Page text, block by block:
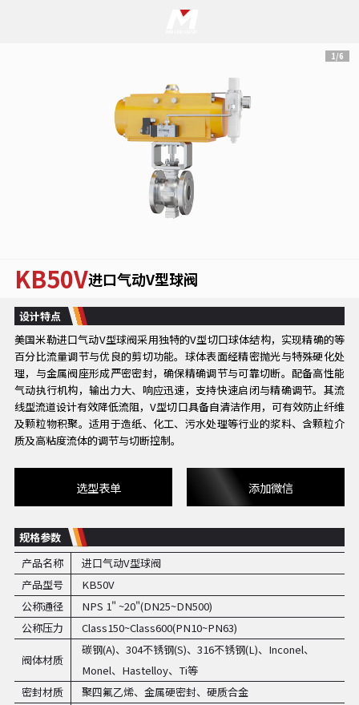
1/6
KB50V进口气动V型球阀
设计特点
美国米勒进口气动V型球阀采用独特的V型切口球体结构，实现精确的等
百分比流量调节与优良的剪切功能。球体表面经精密抛光与特殊硬化处
理，与金属阀座形成严密密封，确保精确调节与可靠切断。配备高性能
气动执行机构，输出力大、响应迅速，支持快速启闭与精确调节。其流
线型流道设计有效降低流阻，V型切口具备自清洁作用，可有效防止纤维
及颗粒物积聚。适用于造纸、化工、污水处理等行业的浆料、含颗粒介
质及高粘度流体的调节与切断控制。
选型表单 添加微信
规格参数
产品名称
进口气动V型球阀
产品型号
KB50V
公称通径
NPS 1" ~20"(DN25~DN500)
公称压力
Class150~Class600(PN10~PN63)
阀体材质
碳钢(A)、304不锈钢(S)、316不锈钢(L)、Inconel、
Monel、Hastelloy、Ti等
密封材质
聚四氟乙烯、金属硬密封、硬质合金